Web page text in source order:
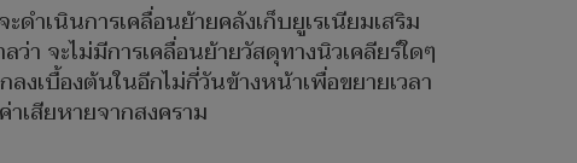
ำเนินการเคลื่อนย้ายคลังเก็บยูเรเนียมเสริม
า จะไม่มีการเคลื่อนย้ายวัสดุทางนิวเคลียร์ใดๆ
งเบื้องต้นในอีกไม่กี่วันข้างหน้าเพื่อขยายเวลา
เสียหายจากสงคราม